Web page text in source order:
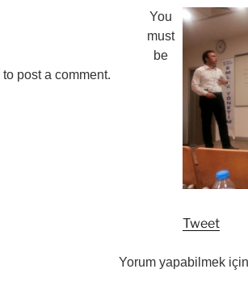
Tweet
You
must
be
to post a comment.
Yorum yapabilmek için